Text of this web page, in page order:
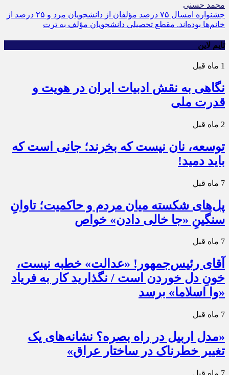
محمد حسنی
جشنواره امسال ۷۵ درصد مؤلفان از دانشجویان مرد و ۲۵ درصد از
خانم‌ها بوده‌اند. مقطع تحصیلی دانشجویان مؤلف به ترت
تایم لاین
1 ماه قبل
نگاهی به نقش ادبیات ایران در هویت و
قدرت ملی
2 ماه قبل
توسعه، نان نیست که بخرند؛ جانی است که
باید دمید!
7 ماه قبل
پل‌های شکسته میان مردم و حاکمیت؛ تاوانِ
سنگینِ «جا خالی دادن» خواص
7 ماه قبل
آقای رئیس‌جمهور! «عدالت» خطبه نیست،
خونِ دل خوردن است / نگذارید کار به فریاد
«وا اسلاما» برسد
7 ماه قبل
«مدل اربیل در راه بصره؟ نشانه‌های یک
تغییر خطرناک در ساختار عراق»
7 ماه قبل